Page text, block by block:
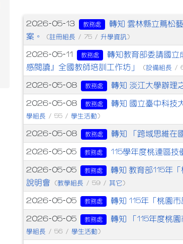
文章列表
2026-05-13 教務處
轉知 雲林縣立蔦松
案。
(註冊組長 / 75 /升學資訊 )
2026-05-11 教務處
轉知教育部委請國立
感閱讀』全國教師培訓工作坊」
(設備組長 /
2026-05-08 教務處 轉知 淡江大學辦理
2026-05-08 教務處 轉知 國立臺中科技
學組長 / 55 /學生活動 )
2026-05-08 教務處 轉知 「跨域思維在
2026-05-05 教務處 115學年度桃連區技
2026-05-05 教務處
轉知 教育部115年
說明會
(教學組長 / 59 /其它 )
2026-05-05 教務處 轉知 115年「桃園
2026-05-05 教務處 轉知 「115年度桃
學組長 / 56 /學生活動 )